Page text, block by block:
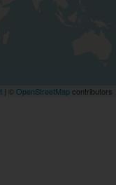
| © OpenStreetMapcontributors